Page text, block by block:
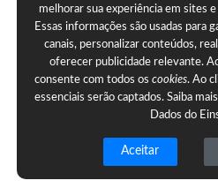
melhorar sua experiência em sites
Essas informações são usadas para
canais, personalizar conteúdos,
oferecer publicidade relevante.
consente com todos oscookies. Ao
essenciais serão captados. Saiba
Dados do
Aceitar